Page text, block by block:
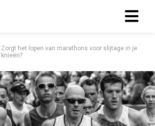
Zorgt het lopen van marathons voor slijtage in je
knieën?